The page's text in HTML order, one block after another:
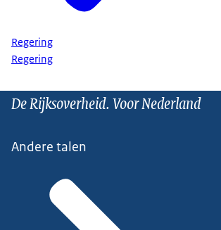
Regering
Regering
De Rijksoverheid. Voor Nederland
Andere talen